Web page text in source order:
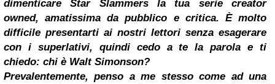
dimenticare Star Slammers la tua serie creator
owned, amatissima da pubblico e critica. È molto
difficile presentarti ai nostri lettori senza esagerare
con i superlativi, quindi cedo a te la parola e ti
chiedo: chi è Walt Simonson?
Prevalentemente, penso a me stesso come ad una